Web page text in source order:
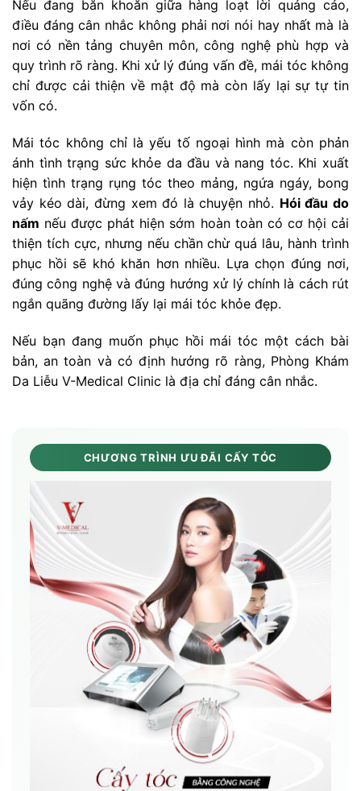
Nếu đang băn khoăn giữa hàng loạt lời quảng cáo,
điều đáng cân nhắc không phải nơi nói hay nhất mà là
nơi có nền tảng chuyên môn, công nghệ phù hợp và
quy trình rõ ràng. Khi xử lý đúng vấn đề, mái tóc không
chỉ được cải thiện về mật độ mà còn lấy lại sự tự tin
vốn có.
Mái tóc không chỉ là yếu tố ngoại hình mà còn phản
ánh tình trạng sức khỏe da đầu và nang tóc. Khi xuất
hiện tình trạng rụng tóc theo mảng, ngứa ngáy, bong
vảy kéo dài, đừng xem đó là chuyện nhỏ. Hói đầu do
nấm nếu được phát hiện sớm hoàn toàn có cơ hội cải
thiện tích cực, nhưng nếu chần chừ quá lâu, hành trình
phục hồi sẽ khó khăn hơn nhiều. Lựa chọn đúng nơi,
đúng công nghệ và đúng hướng xử lý chính là cách rút
ngắn quãng đường lấy lại mái tóc khỏe đẹp.
Nếu bạn đang muốn phục hồi mái tóc một cách bài
bản, an toàn và có định hướng rõ ràng, Phòng Khám
Da Liễu V-Medical Clinic là địa chỉ đáng cân nhắc.
CHƯƠNG TRÌNH ƯU ĐÃI CẤY TÓC